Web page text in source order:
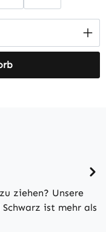
ziehen? Unsere
ist mehr als